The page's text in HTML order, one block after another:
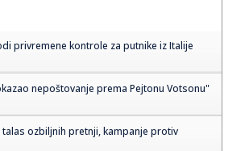
privremene kontrole za putnike iz Italije
nepoštovanje prema Pejtonu Votsonu"
talas ozbiljnih pretnji, kampanje protiv